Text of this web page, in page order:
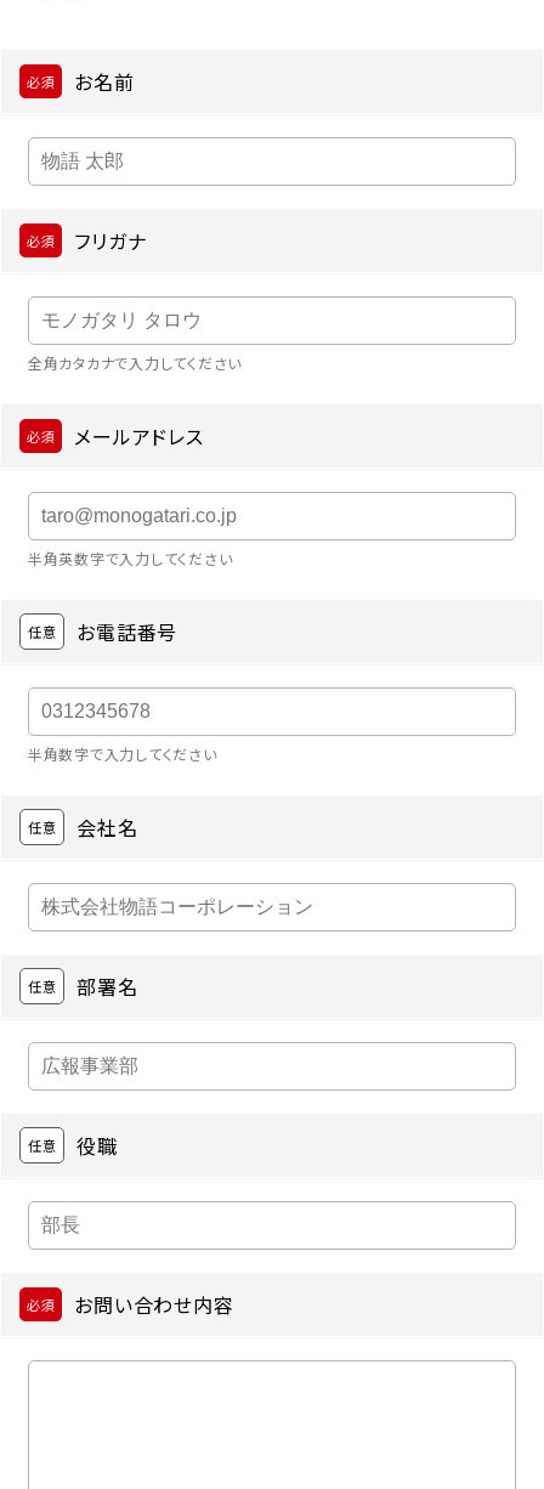
お名前
フリガナ
全角カタカナで入力してください
メールアドレス
半角英数字で入力してください
お電話番号
半角数字で入力してください
会社名
部署名
役職
お問い合わせ内容